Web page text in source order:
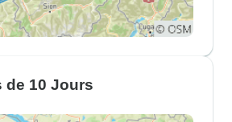
de 10 Jours